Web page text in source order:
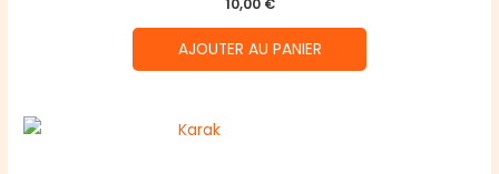
10,00 €
AJOUTER AU PANIER